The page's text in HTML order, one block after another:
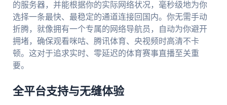
的服务器，并能根据你的实际网络状况，毫秒级地为你
选择一条最快、最稳定的通道连接回国内。你无需手动
折腾，就像拥有一个专属的网络导航员，自动为你避开
拥堵，确保观看咪咕、腾讯体育、央视频时高清不卡
顿。这对于追求实时、零延迟的体育赛事直播至关重
要。
全平台支持与无缝体验